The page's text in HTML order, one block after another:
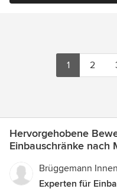
1 2
Hervorgehobene
Einbauschränke nach
Brüggemann
Experten für